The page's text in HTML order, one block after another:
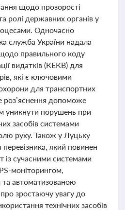
щодо прозорості
ролі державних органів у
Одночасно
служба України надала
правильного коду
видатків (КЕКВ) для
які є ключовими
для транспортних
роз’яснення допоможе
уникнути порушень при
засобів системами
руху. Також у Луцьку
який повинен
із сучасними системами
моніторингом,
автоматизованою
зростаючу увагу до
технічних засобів